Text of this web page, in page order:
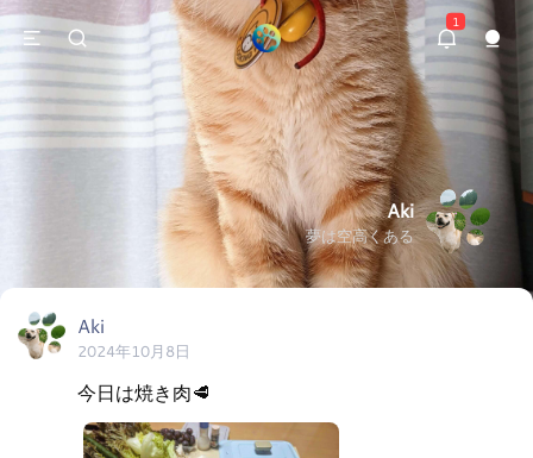
1
Aki
夢は空高くある
Aki
2024年10月8日
今日は焼き肉🥩